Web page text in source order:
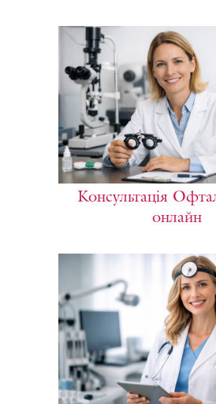
Консультація
онлайн